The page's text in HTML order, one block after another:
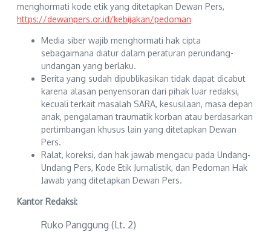
menghormati kode etik yang ditetapkan Dewan Pers,
https://dewanpers.or.id/kebijakan/pedoman
Media siber wajib menghormati hak cipta
sebagaimana diatur dalam peraturan perundang-
undangan yang berlaku.
Berita yang sudah dipublikasikan tidak dapat dicabut
karena alasan penyensoran dari pihak luar redaksi,
kecuali terkait masalah SARA, kesusilaan, masa depan
anak, pengalaman traumatik korban atau berdasarkan
pertimbangan khusus lain yang ditetapkan Dewan
Pers.
Ralat, koreksi, dan hak jawab mengacu pada Undang-
Undang Pers, Kode Etik Jurnalistik, dan Pedoman Hak
Jawab yang ditetapkan Dewan Pers.
Kantor Redaksi:
Ruko Panggung (Lt. 2)